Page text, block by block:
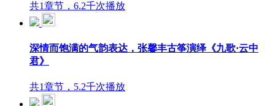
共1章节，6.2千次播放
深情而饱满的气韵表达，张馨丰古筝演绎《九歌·云中
君》
共1章节，5.2千次播放